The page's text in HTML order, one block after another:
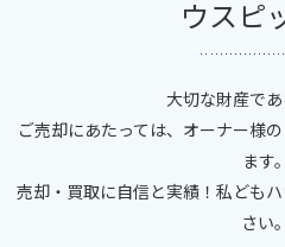
ウスピ
大切な財産であ
ご売却にあたっては、オーナー様
ます。
売却・買取に自信と実績！私ども
さい。